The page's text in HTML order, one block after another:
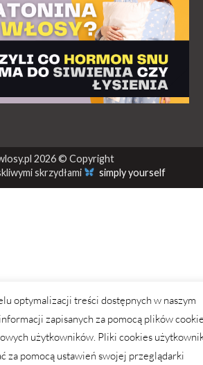
2026 © Copyright
skrzydłami
simply yourself
optymalizacji treści dostępnych w naszym
zapisanych za pomocą plików
użytkowników. Pliki cookies
za pomocą ustawień swojej przeglądarki